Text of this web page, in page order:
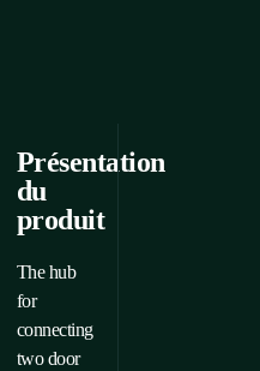
Présentation
du
produit
The hub
for
connecting
two door